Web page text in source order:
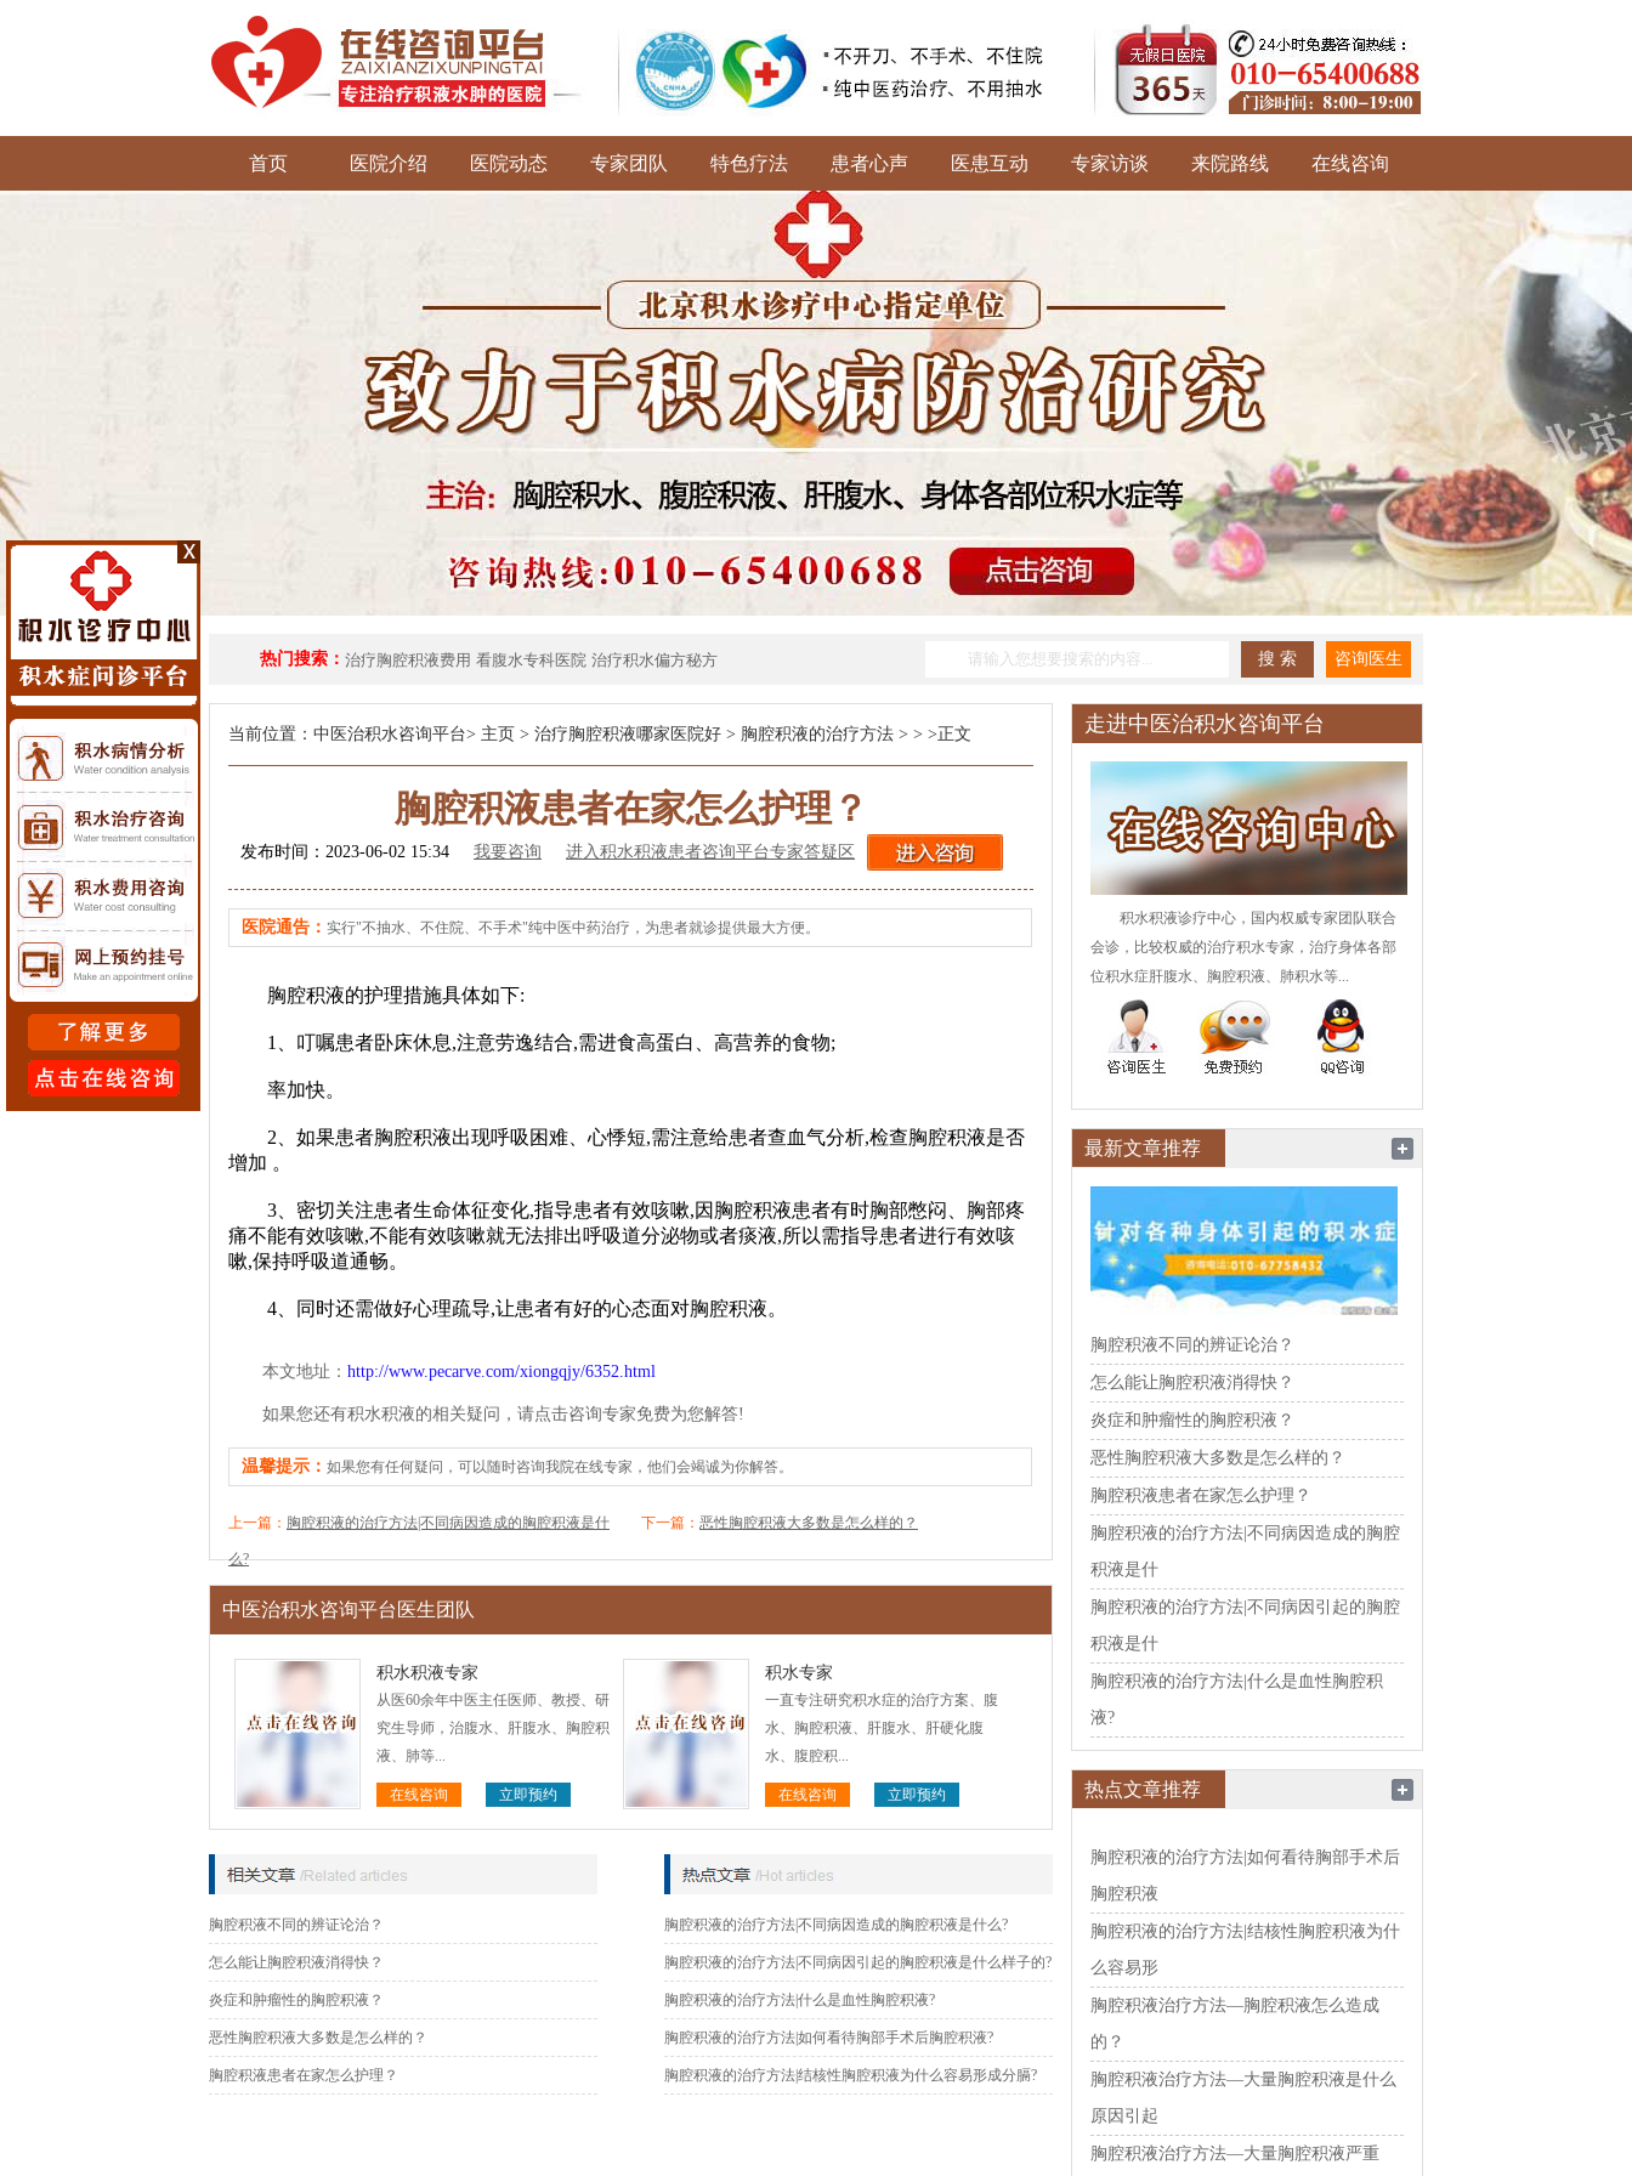
首页 医院介绍 医院动态 专家团队 特色疗法 患者心声 医患互动 专家访谈 来院路线 在线咨询
热门搜索： 治疗胸腔积液费用 看腹水专科医院 治疗积水偏方秘方
当前位置： 中医治积水咨询平台> 主页 > 治疗胸腔积液哪家医院好 > 胸腔积液的治疗方法 > > >正文
胸腔积液患者在家怎么护理？
发布时间：2023-06-02 15:34 我要咨询 进入积水积液患者咨询平台专家答疑区
医院通告： 实行"不抽水、不住院、不手术"纯中医中药治疗，为患者就诊提供最大方便。
胸腔积液的护理措施具体如下:
1、叮嘱患者卧床休息,注意劳逸结合,需进食高蛋白、高营养的食物;
率加快。
2、如果患者胸腔积液出现呼吸困难、心悸短,需注意给患者查血气分析,检查胸腔积液是否
增加 。
3、密切关注患者生命体征变化,指导患者有效咳嗽,因胸腔积液患者有时胸部憋闷、胸部疼
痛不能有效咳嗽,不能有效咳嗽就无法排出呼吸道分泌物或者痰液,所以需指导患者进行有效咳
嗽,保持呼吸道通畅。
4、同时还需做好心理疏导,让患者有好的心态面对胸腔积液。
本文地址： http://www.pecarve.com/xiongqjy/6352.html
如果您还有积水积液的相关疑问，请点击咨询专家免费为您解答!
温馨提示： 如果您有任何疑问，可以随时咨询我院在线专家，他们会竭诚为你解答。
上一篇： 胸腔积液的治疗方法|不同病因造成的胸腔积液是什
么?
下一篇： 恶性胸腔积液大多数是怎么样的？
中医治积水咨询平台医生团队
积水积液专家
从医60余年中医主任医师、教授、研
究生导师，治腹水、肝腹水、胸腔积
液、肺等...
在线咨询 立即预约
积水专家
一直专注研究积水症的治疗方案、腹
水、胸腔积液、肝腹水、肝硬化腹
水、腹腔积...
在线咨询 立即预约
胸腔积液不同的辨证论治？
怎么能让胸腔积液消得快？
炎症和肿瘤性的胸腔积液？
恶性胸腔积液大多数是怎么样的？
胸腔积液患者在家怎么护理？
胸腔积液的治疗方法|不同病因造成的胸腔积液是什么?
胸腔积液的治疗方法|不同病因引起的胸腔积液是什么样子的?
胸腔积液的治疗方法|什么是血性胸腔积液?
胸腔积液的治疗方法|如何看待胸部手术后胸腔积液?
胸腔积液的治疗方法|结核性胸腔积液为什么容易形成分膈?
走进中医治积水咨询平台
积水积液诊疗中心，国内权威专家团队联合
会诊，比较权威的治疗积水专家，治疗身体各部
位积水症肝腹水、胸腔积液、肺积水等...
最新文章推荐
胸腔积液不同的辨证论治？
怎么能让胸腔积液消得快？
炎症和肿瘤性的胸腔积液？
恶性胸腔积液大多数是怎么样的？
胸腔积液患者在家怎么护理？
胸腔积液的治疗方法|不同病因造成的胸腔
积液是什
胸腔积液的治疗方法|不同病因引起的胸腔
积液是什
胸腔积液的治疗方法|什么是血性胸腔积
液?
热点文章推荐
胸腔积液的治疗方法|如何看待胸部手术后
胸腔积液
胸腔积液的治疗方法|结核性胸腔积液为什
么容易形
胸腔积液治疗方法—胸腔积液怎么造成
的？
胸腔积液治疗方法—大量胸腔积液是什么
原因引起
胸腔积液治疗方法—大量胸腔积液严重